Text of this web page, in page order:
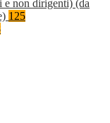
e non dirigenti) (da
125